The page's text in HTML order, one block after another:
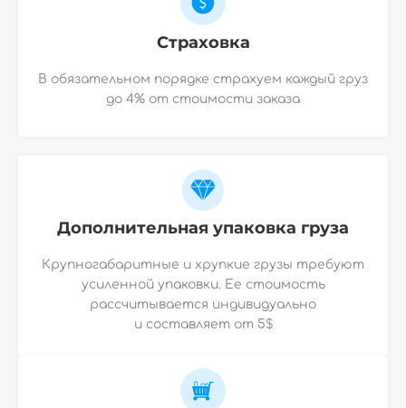
Страховка
В обязательном порядке страхуем каждый груз
до 4% от стоимости заказа
Дополнительная упаковка груза
Крупногабаритные и хрупкие грузы требуют
усиленной упаковки. Ее стоимость
рассчитывается индивидуально
и составляет от 5$